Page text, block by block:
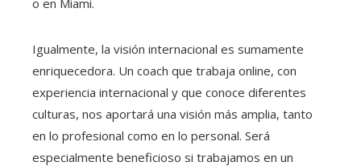
Igualmente, la visión internacional es sumamente
enriquecedora. Un coach que trabaja online, con
experiencia internacional y que conoce diferentes
culturas, nos aportará una visión más amplia, tanto
en lo profesional como en lo personal. Será
especialmente beneficioso si trabajamos en un